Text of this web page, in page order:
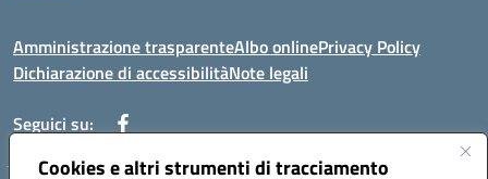
Cookies e altri strumenti di tracciamento
Amministrazione trasparenteAlbo onlinePrivacy Policy
Dichiarazione di accessibilitàNote legali
Seguici su: